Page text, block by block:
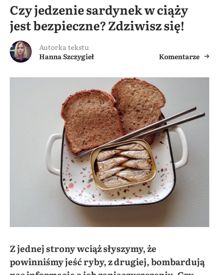
Czy jedzenie sardynek w ciąży
jest bezpieczne? Zdziwisz się!
Autorka tekstu
Hanna Szczygieł
Komentarze
Z jednej strony wciąż słyszymy, że
powinniśmy jeść ryby, z drugiej, bombardują